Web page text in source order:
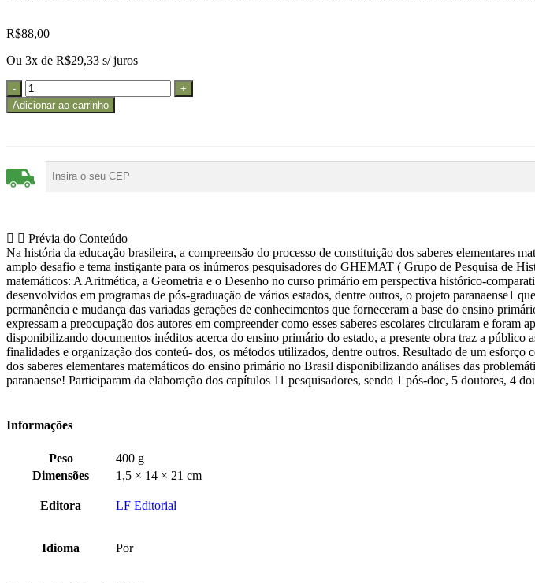
R$88,00
Ou 3x de R$29,33 s/ juros
Adicionar ao carrinho
Prévia do Conteúdo
Na história da educação brasileira, a compreensão do processo de constituição dos saberes elementares
amplo desafio e tema instigante para os inúmeros pesquisadores do GHEMAT ( Grupo de Pesquisa de
matemáticos: A Aritmética, a Geometria e o Desenho no curso primário em perspectiva histórico-
desenvolvidos em programas de pós-graduação de vários estados, dentre outros, o projeto paranaense1
permanência e mudança das variadas gerações de conhecimentos que forneceram a base do ensino
expressam a preocupação dos autores em compreender como esses saberes escolares circularam e
disponibilizando documentos inéditos acerca do ensino primário do estado, a presente obra traz a público
finalidades e organização dos conteú- dos, os métodos utilizados, dentre outros. Resultado de um
dos saberes elementares matemáticos do ensino primário no Brasil disponibilizando análises das
paranaense! Participaram da elaboração dos capítulos 11 pesquisadores, sendo 1 pós-doc, 5 doutores, 4
Informações
Peso
400 g
Dimensões
1,5 × 14 × 21 cm
Editora LF Editorial
Idioma Por